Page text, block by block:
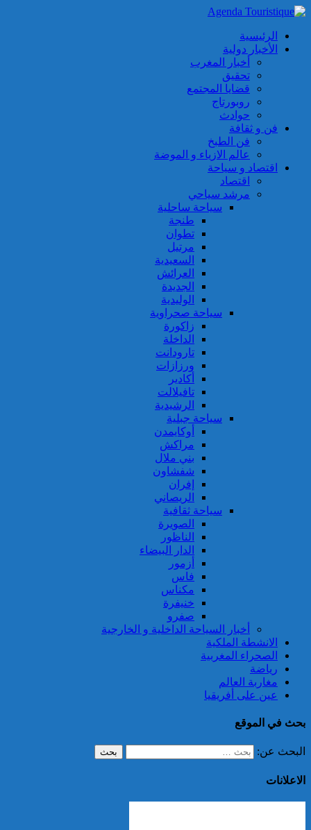
الرئيسية
الأخبار دولية
أخبار المغرب
تحقيق
قضايا المجتمع
روبورتاج
حوادث
فن و ثقافة
فن الطبخ
عالم الازياء و الموضة
اقتصاد و سياحة
اقتصاد
مرشد سياحي
سياحة ساحلية
طنجة
تطوان
مرتيل
السعيدية
العرائش
الجديدة
الوليدية
سياحة صحراوية
زاكورة
الداخلة
تارودانت
ورزازات
أكادير
تافيلالت
الرشيدية
سياحة جبلية
أوكايمدن
مراكش
بني ملال
شفشاون
إفران
الريصاني
سياحة ثقافية
الصويرة
الناظور
الدار البيضاء
أزمور
فاس
مكناس
خنيفرة
صفرو
أخبار السياحة الداخلية و الخارجية
الانشطة الملكية
الصحراء المغربية
رياضة
مغاربة العالم
عين على أفريقيا
بحث في الموقع
البحث عن:
الاعلانات